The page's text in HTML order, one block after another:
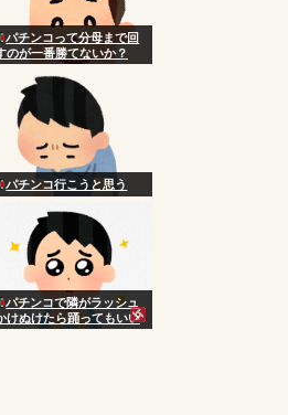
パチンコって分母まで回
のが一番勝てないか？
パチンコ行こうと思う
パチンコで隣がラッシュ
けぬけたら踊ってもいい
？